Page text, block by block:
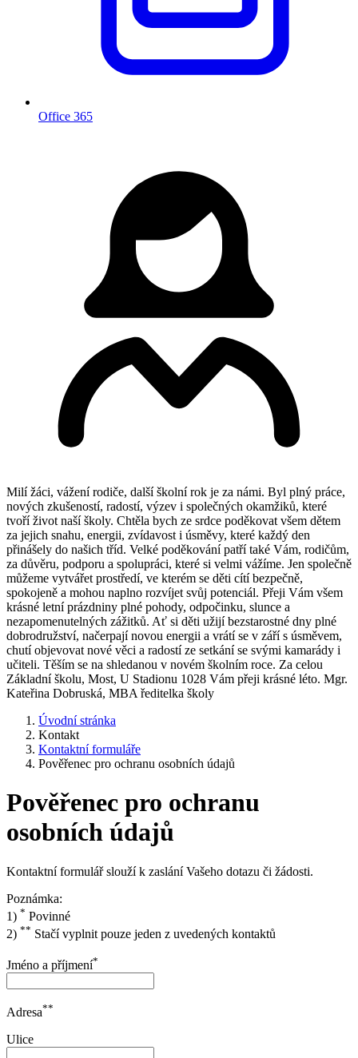
Office 365
Milí žáci, vážení rodiče, další školní rok je za námi. Byl plný práce,
nových zkušeností, radostí, výzev i společných okamžiků, které
tvoří život naší školy. Chtěla bych ze srdce poděkovat všem dětem
za jejich snahu, energii, zvídavost i úsměvy, které každý den
přinášely do našich tříd. Velké poděkování patří také Vám, rodičům,
za důvěru, podporu a spolupráci, které si velmi vážíme. Jen společně
můžeme vytvářet prostředí, ve kterém se děti cítí bezpečně,
spokojeně a mohou naplno rozvíjet svůj potenciál. Přeji Vám všem
krásné letní prázdniny plné pohody, odpočinku, slunce a
nezapomenutelných zážitků. Ať si děti užijí bezstarostné dny plné
dobrodružství, načerpají novou energii a vrátí se v září s úsměvem,
chutí objevovat nové věci a radostí ze setkání se svými kamarády i
učiteli. Těším se na shledanou v novém školním roce. Za celou
Základní školu, Most, U Stadionu 1028 Vám přeji krásné léto. Mgr.
Kateřina Dobruská, MBA ředitelka školy
Úvodní stránka
Kontakt
Kontaktní formuláře
Pověřenec pro ochranu osobních údajů
Pověřenec pro ochranu
osobních údajů
Kontaktní formulář slouží k zaslání Vašeho dotazu či žádosti.
Poznámka:
1) * Povinné
2) ** Stačí vyplnit pouze jeden z uvedených kontaktů
Jméno a příjmení*
Adresa**
Ulice